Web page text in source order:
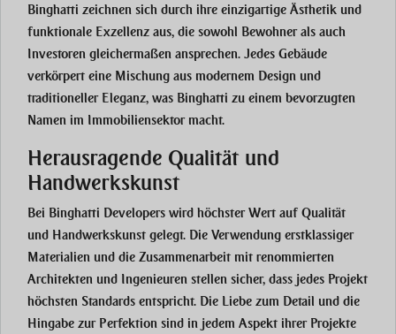
Binghatti zeichnen sich durch ihre einzigartige Ästhetik und
funktionale Exzellenz aus, die sowohl Bewohner als auch
Investoren gleichermaßen ansprechen. Jedes Gebäude
verkörpert eine Mischung aus modernem Design und
traditioneller Eleganz, was Binghatti zu einem bevorzugten
Namen im Immobiliensektor macht.
Herausragende Qualität und
Handwerkskunst
Bei Binghatti Developers wird höchster Wert auf Qualität
und Handwerkskunst gelegt. Die Verwendung erstklassiger
Materialien und die Zusammenarbeit mit renommierten
Architekten und Ingenieuren stellen sicher, dass jedes Projekt
höchsten Standards entspricht. Die Liebe zum Detail und die
Hingabe zur Perfektion sind in jedem Aspekt ihrer Projekte